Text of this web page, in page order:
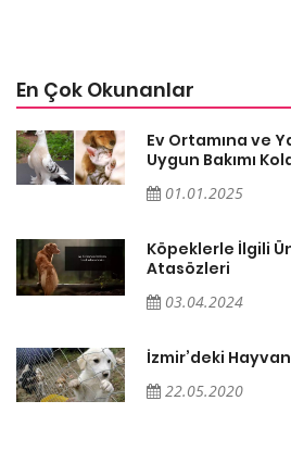
En Çok Okunanlar
Ev Ortamına ve
Uygun Bakımı
01.01.2025
Köpeklerle İlgili
Atasözleri
03.04.2024
İzmir’deki
22.05.2020